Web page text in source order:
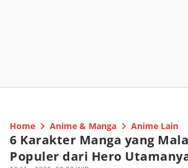
Home Anime & Manga Anime Lain
6 Karakter Manga yang
Populer dari Hero